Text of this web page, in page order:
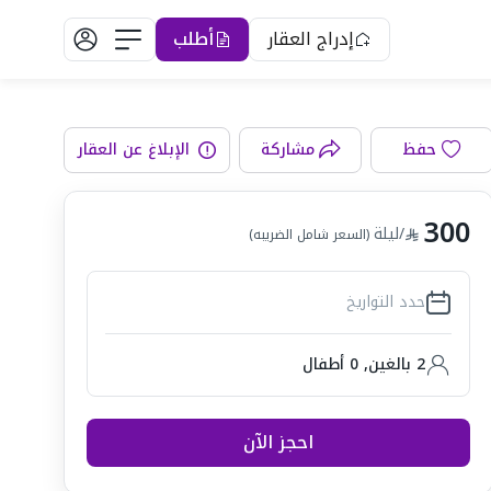
إدراج العقار أطلب
المعيشة
حفظ مشاركة الإبلاغ عن العقار
300 /ليلة(السعر شامل الضريبه)
حدد التواريخ
2 بالغين ,
0 أطفال
احجز الآن